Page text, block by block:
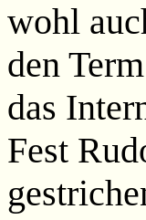
wohl
den
das
Fest